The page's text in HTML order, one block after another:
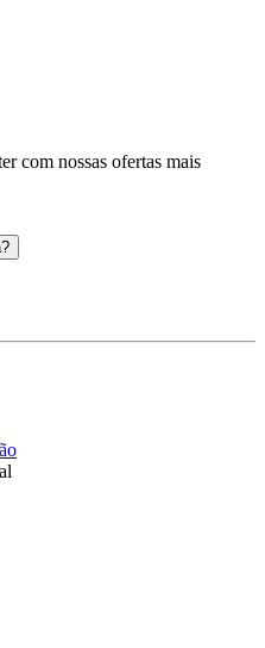
com nossas ofertas mais